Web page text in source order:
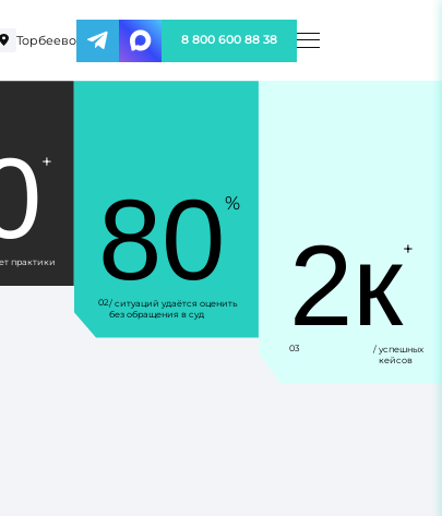
Торбеево 8 800 600 88 38
+
практики 80%
02/ ситуаций удаётся оценить
без обращения в суд
2к+
03
/ успешных
кейсов